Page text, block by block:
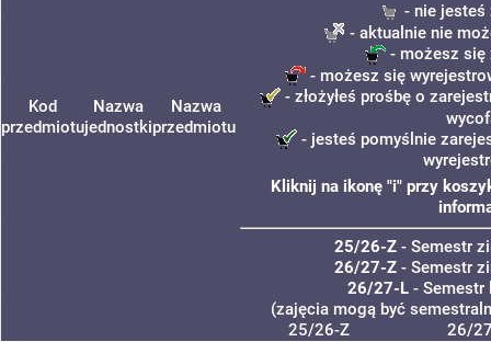
Kod
przedmiotu
Nazwa
jednostki
Nazwa
przedmiotu
- nie jesteś
- aktualnie nie
- możesz się
- możesz się
- złożyłeś prośbę o
- jesteś pomyślnie
Kliknij na ikonę "i" przy
25/26-Z - Semestr
26/27-Z - Semestr
26/27-L -
(zajęcia mogą być
25/26-Z
26/